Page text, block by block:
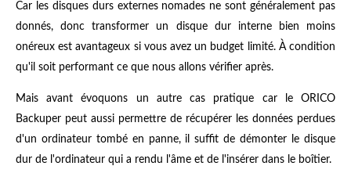
Car les disques durs externes nomades ne sont généralement pas
donnés, donc transformer un disque dur interne bien moins
onéreux est avantageux si vous avez un budget limité. À condition
qu'il soit performant ce que nous allons vérifier après.
Mais avant évoquons un autre cas pratique car le ORICO
Backuper peut aussi permettre de récupérer les données perdues
d'un ordinateur tombé en panne, il suffit de démonter le disque
dur de l'ordinateur qui a rendu l'âme et de l'insérer dans le boîtier.